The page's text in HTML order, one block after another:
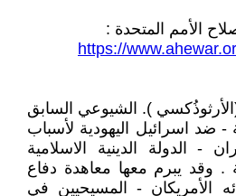
https://
). الشيوعي السابق
- ضد اسرائيل اليهودية لأسباب
- الدولة الدينية الاسلامية
. وقد يبرم معها معاهدة دفاع
الأمريكان - المسيحيين في